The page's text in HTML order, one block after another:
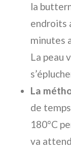
la
endroits
minutes
La peau
La
de
180°C
va